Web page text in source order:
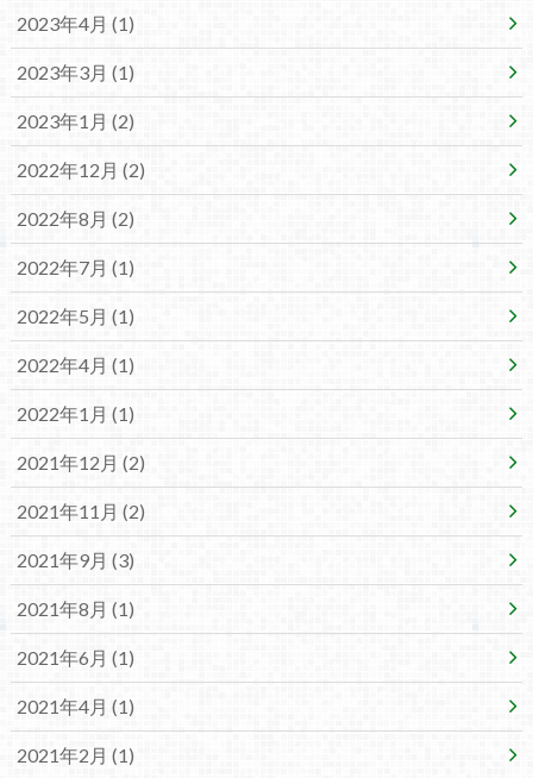
2023年4月 (1)
2023年3月 (1)
2023年1月 (2)
2022年12月 (2)
2022年8月 (2)
2022年7月 (1)
2022年5月 (1)
2022年4月 (1)
2022年1月 (1)
2021年12月 (2)
2021年11月 (2)
2021年9月 (3)
2021年8月 (1)
2021年6月 (1)
2021年4月 (1)
2021年2月 (1)